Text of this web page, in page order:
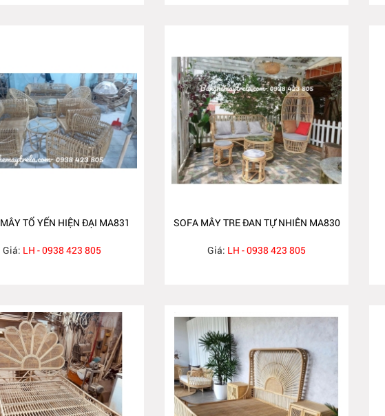
TỔ YẾN HIỆN ĐẠI MA831
Giá: LH - 0938 423 805
SOFA MÂY TRE ĐAN TỰ NHIÊN MA830
Giá: LH - 0938 423 805